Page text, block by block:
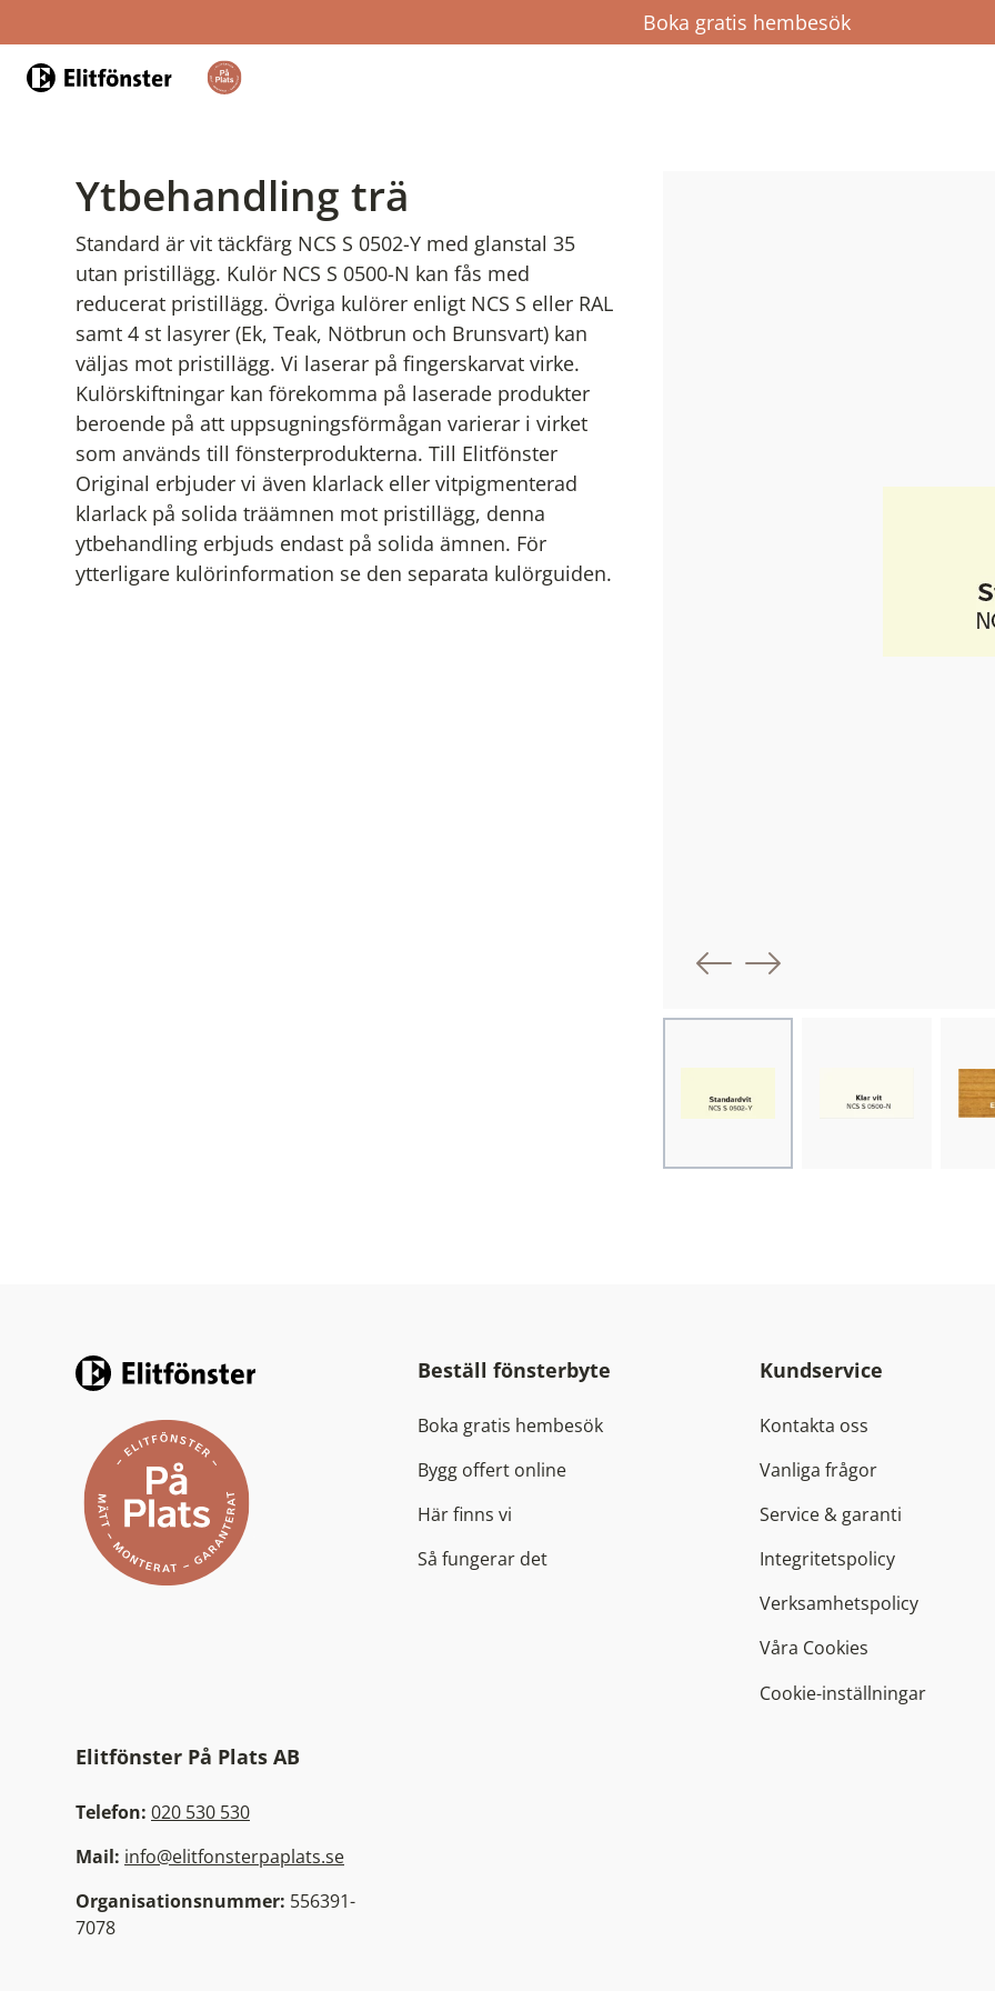
Boka gratis hembesök
Hem
Ytbehandling trä
Standard är vit täckfärg NCS S 0502-Y med glanstal 35
utan pristillägg. Kulör NCS S 0500-N kan fås med
reducerat pristillägg. Övriga kulörer enligt NCS S eller RAL
samt 4 st lasyrer (Ek, Teak, Nötbrun och Brunsvart) kan
väljas mot pristillägg. Vi laserar på fingerskarvat virke.
Kulörskiftningar kan förekomma på laserade produkter
beroende på att uppsugningsförmågan varierar i virket
som används till fönsterprodukterna. Till Elitfönster
Original erbjuder vi även klarlack eller vitpigmenterad
klarlack på solida träämnen mot pristillägg, denna
ytbehandling erbjuds endast på solida ämnen. För
ytterligare kulörinformation se den separata kulörguiden.
Föregående
Nästa bild
Beställ fönsterbyte
Boka gratis hembesök
Bygg offert online
Här finns vi
Så fungerar det
Kundservice
Kontakta oss
Vanliga frågor
Service & garanti
Integritetspolicy
Verksamhetspolicy
Våra Cookies
Cookie-inställningar
Elitfönster På Plats AB
Telefon: 020 530 530
Mail: info@elitfonsterpaplats.se
Organisationsnummer: 556391-
7078